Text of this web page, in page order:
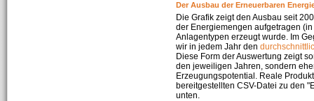
Der Ausbau der Erneuerbaren
Die Grafik zeigt den Ausbau seit
der Energiemengen aufgetragen
Anlagentypen erzeugt wurde. Im
wir in jedem Jahr den
Diese Form der Auswertung zeigt
den jeweiligen Jahren, sondern
Erzeugungspotential. Reale
bereitgestellten CSV-Datei zu den
unten.